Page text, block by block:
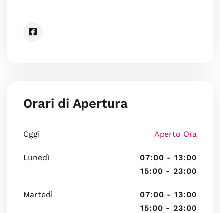
Orari di Apertura
Oggi Aperto Ora
Lunedì
07:00 - 13:00
15:00 - 23:00
Martedì
07:00 - 13:00
15:00 - 23:00